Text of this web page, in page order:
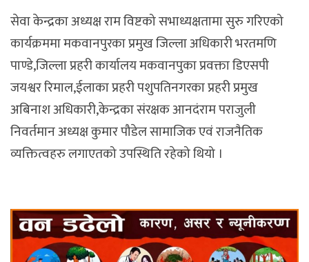
सेवा केन्द्रका अध्यक्ष राम विष्टको सभाध्यक्षतामा सुरु गरिएको
कार्यक्रममा मकवानपुरका प्रमुख जिल्ला अधिकारी भरतमणि
पाण्डे,जिल्ला प्रहरी कार्यालय मकवानपुका प्रवक्ता डिएसपी
जयश्वर रिमाल,ईलाका प्रहरी पशुपतिनगरका प्रहरी प्रमुख
अबिनाश अधिकारी,केन्द्रका संरक्षक आनदंराम पराजुली
निवर्तमान अध्यक्ष कुमार पौडेल सामाजिक एवं राजनैतिक
व्यक्तित्वहरु लगाएतको उपस्थिति रहेको थियो ।